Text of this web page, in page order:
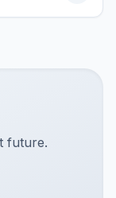
future.